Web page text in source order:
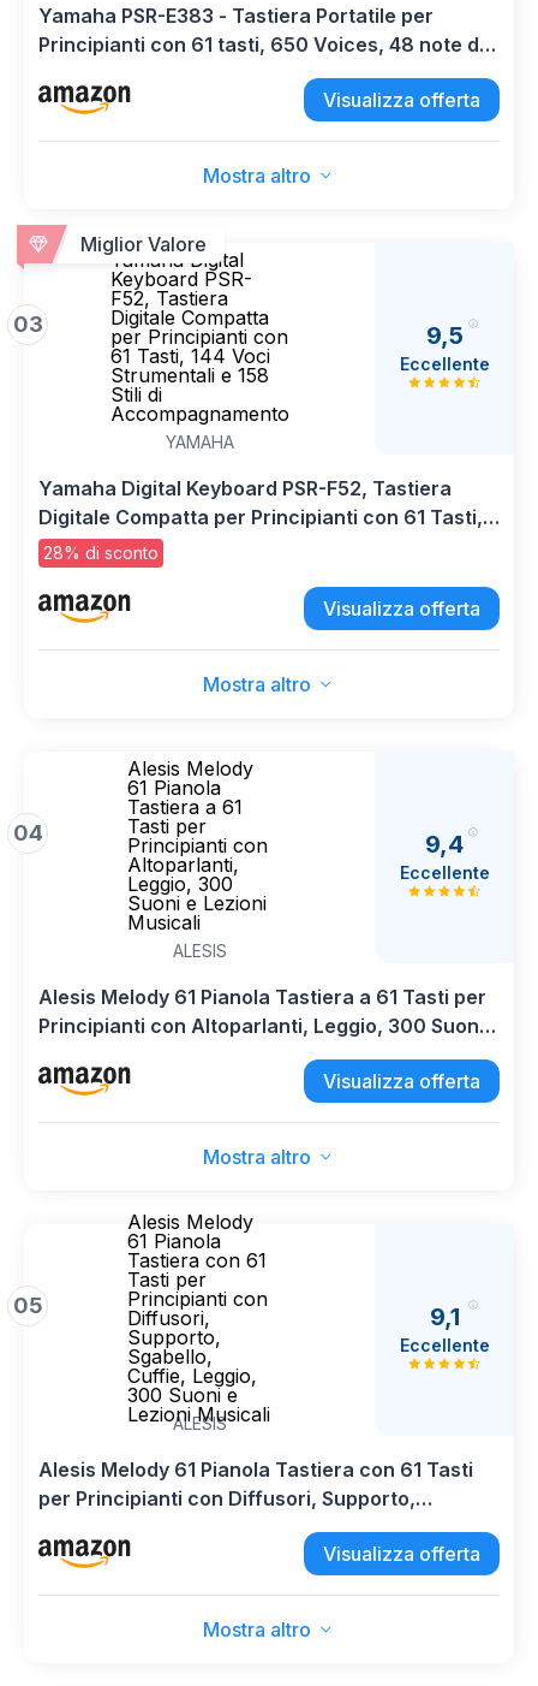
Yamaha PSR-E383 - Tastiera Portatile per
Principianti con 61 tasti, 650 Voices, 48 note di
polifonia, 260 Styles di auto accompagnamento,
2 Lezioni Online con un insegnante delle scuole
Visualizza offerta
Mostra altro
Miglior Valore
03
Yamaha Digital
Keyboard PSR-
F52, Tastiera
Digitale Compatta
per Principianti con
61 Tasti, 144 Voci
Strumentali e 158
Stili di
Accompagnamento
YAMAHA
9,5
Eccellente
Yamaha Digital Keyboard PSR-F52, Tastiera
Digitale Compatta per Principianti con 61 Tasti,
144 Voci Strumentali e 158 Stili di
Accompagnamento
28% di sconto
Visualizza offerta
Mostra altro
04
Alesis Melody
61 Pianola
Tastiera a 61
Tasti per
Principianti con
Altoparlanti,
Leggio, 300
Suoni e Lezioni
Musicali
ALESIS
9,4
Eccellente
Alesis Melody 61 Pianola Tastiera a 61 Tasti per
Principianti con Altoparlanti, Leggio, 300 Suoni
Visualizza offerta
Mostra altro
05
Alesis Melody
61 Pianola
Tastiera con 61
Tasti per
Principianti con
Diffusori,
Supporto,
Sgabello,
Cuffie, Leggio,
300 Suoni e
Lezioni Musicali
ALESIS
9,1
Eccellente
Alesis Melody 61 Pianola Tastiera con 61 Tasti
per Principianti con Diffusori, Supporto,
Sgabello, Cuffie, Leggio, 300 Suoni e Lezioni
Musicali
Visualizza offerta
Mostra altro